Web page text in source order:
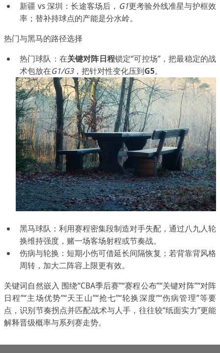
新疆 vs 深圳：长途客场后， G1更考验外线准星与护框效
率；替补持球点的产能是分水岭。
热门与黑马的路径选择
热门球队：在关键对阵日程锁定“可控场”，把最稳定的战
术包放在G1/G3，把针对性变化压到G5。
黑马球队：利用赛程密集段制造对手失配，通过八九人轮
换维持强度，赌一场客场射程或节奏战。
伤病与轮换：短期小伤可借延长间隔恢复；若背靠背风格
周转，加大二阵容上限更有效。
关键词自然嵌入 围绕“CBA季后赛”“赛程公布”“关键对阵”“对阵
日程”“主场优势”“天王山”“抢七”“轮换深度”“伤病管理”等要
点，识别节奏拐点并匹配战术与人手，往往较“纸面实力”更能
解释晋级概率与系列赛走势。